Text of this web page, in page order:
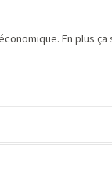
En plus ça